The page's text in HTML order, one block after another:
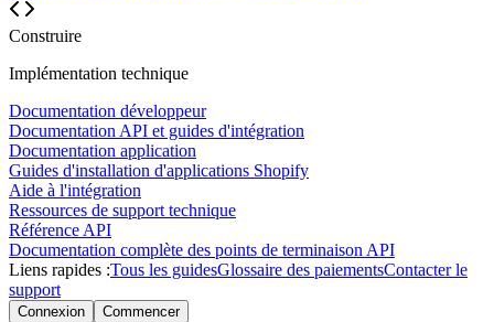
Construire
Implémentation technique
Documentation développeur
Documentation API et guides d'intégration
Documentation application
Guides d'installation d'applications Shopify
Aide à l'intégration
Ressources de support technique
Référence API
Documentation complète des points de terminaison API
Liens rapides :Tous les guidesGlossaire des paiementsContacter le
support
Connexion Commencer